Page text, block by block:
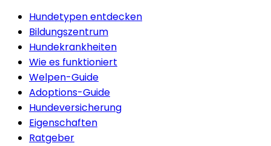
Hundetypen entdecken
Bildungszentrum
Hundekrankheiten
Wie es funktioniert
Welpen-Guide
Adoptions-Guide
Hundeversicherung
Eigenschaften
Ratgeber